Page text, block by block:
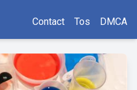
Contact Tos DMCA